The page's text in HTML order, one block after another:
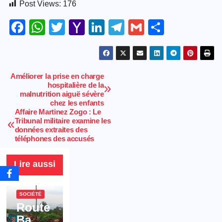
Post Views: 176
F
e
b
o
o
k
W
s
A
p
p
T
er
Y
o
o
M
ail
Li
n
k
dI
T
el
e
G
m
ail
h
ar
Navigation
de
l’article
Améliorer la prise en charge
hospitalière de la
malnutrition aiguë sévère
chez les enfants
Affaire Martinez Zogo : Le
Tribunal militaire examine les
données extraites des
téléphones des accusés
Lire aussi
SOCIÉTÉ
Route